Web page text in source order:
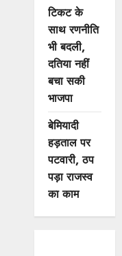
टिकट के
साथ रणनीति
भी बदली,
दतिया नहीं
बचा सकी
भाजपा
बेमियादी
हड़ताल पर
पटवारी, ठप
पड़ा राजस्व
का काम